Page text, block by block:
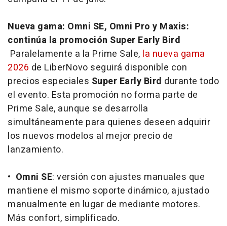
Nueva gama: Omni SE, Omni Pro y Maxis:
continúa la promoción Super Early Bird
Paralelamente a la Prime Sale, la nueva gama
2026 de LiberNovo seguirá disponible con
precios especiales Super Early Bird durante todo
el evento. Esta promoción no forma parte de
Prime Sale, aunque se desarrolla
simultáneamente para quienes deseen adquirir
los nuevos modelos al mejor precio de
lanzamiento.
• Omni SE: versión con ajustes manuales que
mantiene el mismo soporte dinámico, ajustado
manualmente en lugar de mediante motores.
Más confort, simplificado.